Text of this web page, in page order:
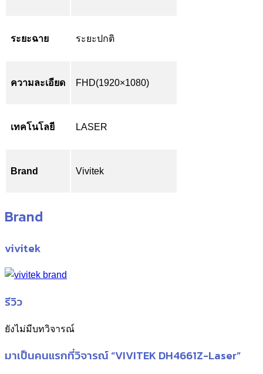
ระยะฉาย ระยะปกติ
ความละเอียด FHD(1920×1080)
เทคโนโลยี LASER
Brand Vivitek
Brand
vivitek
รีวิว
ยังไม่มีบทวิจารณ์
มาเป็นคนแรกที่วิจารณ์ “VIVITEK DH4661Z-Laser”